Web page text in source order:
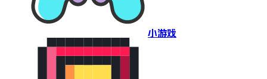
小游戏